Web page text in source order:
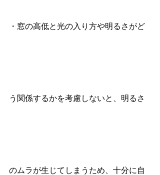
・窓の高低と光の入り方や明るさがど
う関係するかを考慮しないと、明るさ
のムラが生じてしまうため、十分に自